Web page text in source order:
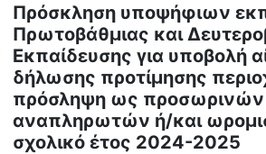
Πρόσκληση υποψήφιων
Πρωτοβάθμιας και
Εκπαίδευσης για υποβολή
δήλωσης προτίμησης
πρόσληψη ως προσωρινών
αναπληρωτών ή/και
σχολικό έτος 2024-2025